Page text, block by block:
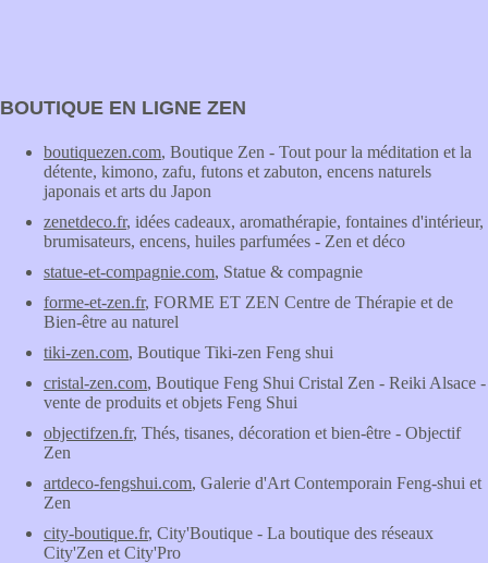
BOUTIQUE EN LIGNE ZEN
boutiquezen.com, Boutique Zen - Tout pour la méditation et la
détente, kimono, zafu, futons et zabuton, encens naturels
japonais et arts du Japon
zenetdeco.fr, idées cadeaux, aromathérapie, fontaines d'intérieur,
brumisateurs, encens, huiles parfumées - Zen et déco
statue-et-compagnie.com, Statue & compagnie
forme-et-zen.fr, FORME ET ZEN Centre de Thérapie et de
Bien-être au naturel
tiki-zen.com, Boutique Tiki-zen Feng shui
cristal-zen.com, Boutique Feng Shui Cristal Zen - Reiki Alsace -
vente de produits et objets Feng Shui
objectifzen.fr, Thés, tisanes, décoration et bien-être - Objectif
Zen
artdeco-fengshui.com, Galerie d'Art Contemporain Feng-shui et
Zen
city-boutique.fr, City'Boutique - La boutique des réseaux
City'Zen et City'Pro